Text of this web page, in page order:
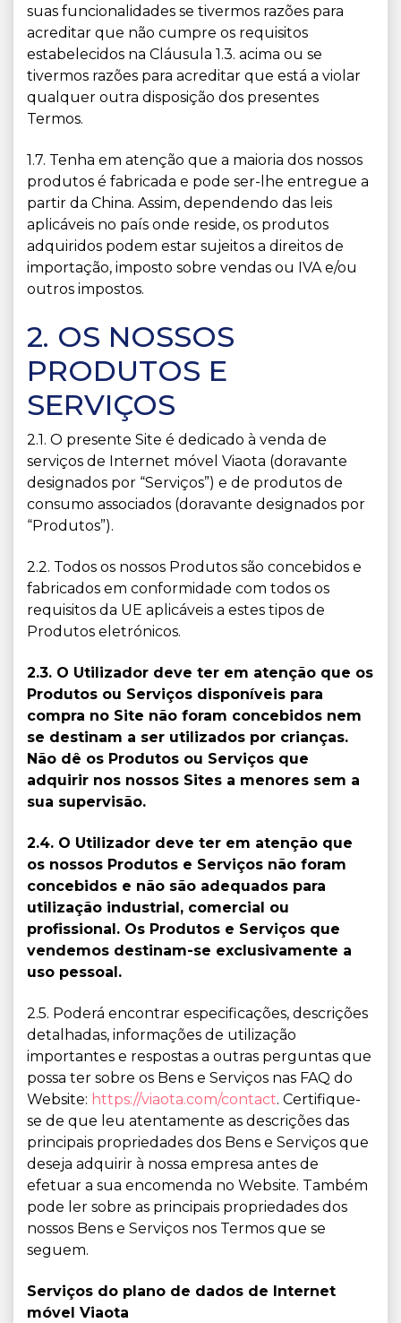
suas funcionalidades se tivermos razões para
acreditar que não cumpre os requisitos
estabelecidos na Cláusula 1.3. acima ou se
tivermos razões para acreditar que está a violar
qualquer outra disposição dos presentes
Termos.
1.7. Tenha em atenção que a maioria dos nossos
produtos é fabricada e pode ser-lhe entregue a
partir da China. Assim, dependendo das leis
aplicáveis no país onde reside, os produtos
adquiridos podem estar sujeitos a direitos de
importação, imposto sobre vendas ou IVA e/ou
outros impostos.
2. OS NOSSOS
PRODUTOS E
SERVIÇOS
2.1. O presente Site é dedicado à venda de
serviços de Internet móvel Viaota (doravante
designados por “Serviços”) e de produtos de
consumo associados (doravante designados por
“Produtos”).
2.2. Todos os nossos Produtos são concebidos e
fabricados em conformidade com todos os
requisitos da UE aplicáveis a estes tipos de
Produtos eletrónicos.
2.3. O Utilizador deve ter em atenção que os
Produtos ou Serviços disponíveis para
compra no Site não foram concebidos nem
se destinam a ser utilizados por crianças.
Não dê os Produtos ou Serviços que
adquirir nos nossos Sites a menores sem a
sua supervisão.
2.4. O Utilizador deve ter em atenção que
os nossos Produtos e Serviços não foram
concebidos e não são adequados para
utilização industrial, comercial ou
profissional. Os Produtos e Serviços que
vendemos destinam-se exclusivamente a
uso pessoal.
2.5. Poderá encontrar especificações, descrições
detalhadas, informações de utilização
importantes e respostas a outras perguntas que
possa ter sobre os Bens e Serviços nas FAQ do
Website: https://viaota.com/contact. Certifique-
se de que leu atentamente as descrições das
principais propriedades dos Bens e Serviços que
deseja adquirir à nossa empresa antes de
efetuar a sua encomenda no Website. Também
pode ler sobre as principais propriedades dos
nossos Bens e Serviços nos Termos que se
seguem.
Serviços do plano de dados de Internet
móvel Viaota